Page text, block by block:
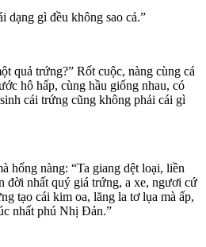
dạng gì đều không sao cả.”
quả trứng?” Rốt cuộc, nàng cùng cá
hô hấp, cùng hầu giống nhau, có
cái trứng cũng không phải cái gì
hống nàng: “Ta giang dệt loại, liền
đời nhất quý giá trứng, a xe, ngươi cứ
tạo cái kim oa, lăng la tơ lụa mà ấp,
nhất phú Nhị Đản.”